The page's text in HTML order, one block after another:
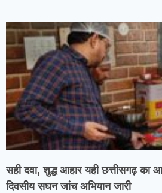
सही दवा, शुद्ध आहार यही छत्तीसगढ़ का
दिवसीय सघन जांच अभियान जारी